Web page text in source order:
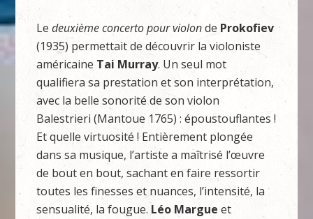
Ledeuxième concerto pour violonde Prokofiev
(1935) permettait de découvrir la violoniste
américaine Tai Murray. Un seul mot
qualifiera sa prestation et son interprétation,
avec la belle sonorité de son violon
Balestrieri (Mantoue 1765) : époustouflantes !
Et quelle virtuosité ! Entièrement plongée
dans sa musique, l’artiste a maîtrisé l’œuvre
de bout en bout, sachant en faire ressortir
toutes les finesses et nuances, l’intensité, la
sensualité, la fougue. Léo Margue et